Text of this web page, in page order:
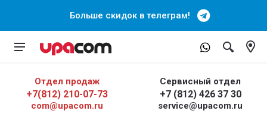
Больше скидок в телеграм!
Отдел продаж
+7(812) 210-07-73
com@upacom.ru
Сервисный отдел
+7 (812) 426 37 30
service@upacom.ru